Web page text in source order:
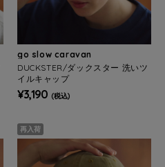
go slow caravan
DUCKSTER/ダックスター 洗いツ
イルキャップ
¥3,190 (税込)
再入荷